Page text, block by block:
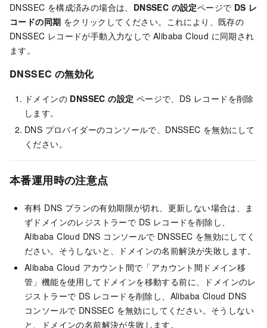
DNSSEC を構成済みの場合は、 DNSSEC の設定ページで DS レ
コードの同期 をクリックしてください。これにより、既存の
DNSSEC レコードが手動入力なしで Alibaba Cloud に同期され
ます。
DNSSEC の無効化
ドメインの DNSSEC の設定 ページで、DS レコードを削除
します。
DNS プロバイダーのコンソールで、DNSSEC を無効にして
ください。
本番運用時の注意点
有料 DNS プランの有効期限が切れ、更新しない場合は、ま
ずドメインのレジストラーで DS レコードを削除し、
Alibaba Cloud DNS コンソールで DNSSEC を無効にしてく
ださい。そうしないと、ドメインの名前解決が失敗します。
Alibaba Cloud アカウント間で「アカウント間ドメイン移
管」機能を使用してドメインを移動する前に、ドメインのレ
ジストラーで DS レコードを削除し、Alibaba Cloud DNS
コンソールで DNSSEC を無効にしてください。そうしない
と、ドメインの名前解決が失敗します。